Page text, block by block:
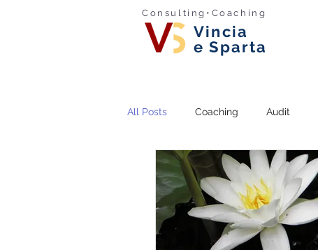
Consulting•Coaching
Vincia
e Sparta
All Posts Coaching Audit